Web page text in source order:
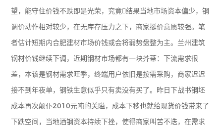
望，能守住价钱不跌即是光荣，究竟结果当地市场资本偏少，钢
调价动作相对较少，在无库存压力之下，商家挺价意愿较强。笔
者估计短期内合肥建材市场价钱或会将弱势盘整为主。兰州建筑
钢材价钱继续下调，近期钢材市场都有一块芥蒂：下流需求很
差，本该是钢材需求旺季，终端用户依旧是按需采购，商家迟迟
接不到年夜单，钢铁生意似乎只有卖没有买了。昨日下战书钢坯
成本再次颠仆2010元吨的关隘，成本下移也就给现货价钱带来了
下跌空间，当地酒钢资本持续下挫，使得商家叫苦不迭，在需求